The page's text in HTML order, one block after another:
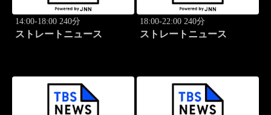
14:00-18:00 240分
ストレートニュース
18:00-22:00 240分
ストレートニュース